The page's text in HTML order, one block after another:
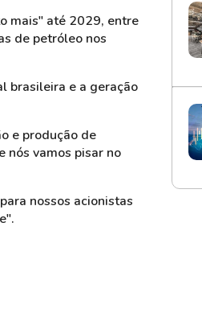
mais" até 2029, entre
de petróleo nos
brasileira e a geração
e produção de
nós vamos pisar no
nossos acionistas